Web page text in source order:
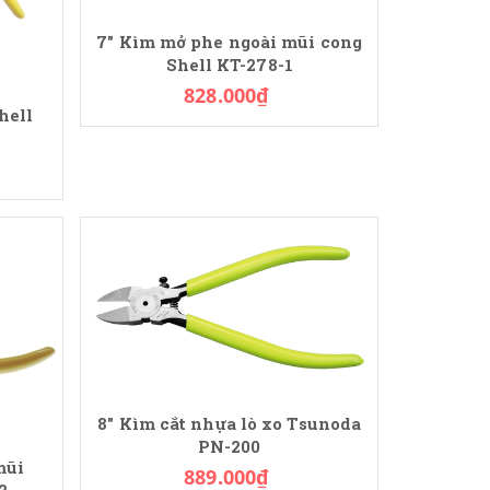
7" Kìm mở phe ngoài mũi cong
Shell KT-278-1
828.000₫
8" Kìm cắt nhựa lò xo Tsunoda
PN-200
889.000₫